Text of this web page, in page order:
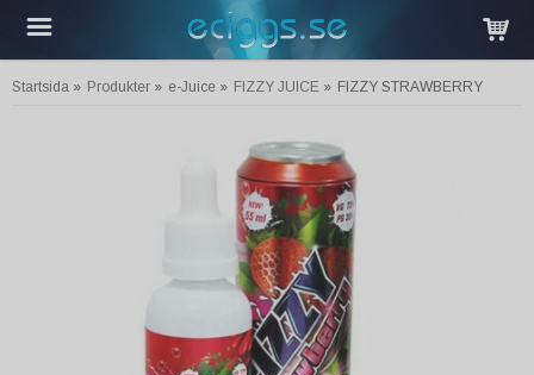
Startsida » Produkter » e-Juice » FIZZY JUICE » FIZZY STRAWBERRY